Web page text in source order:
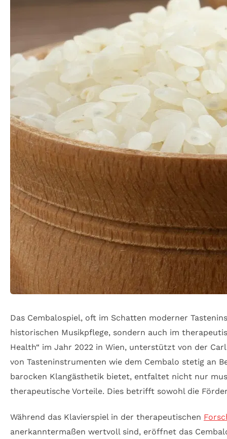
Das Cembalospiel, oft im Schatten moderner
historischen Musikpflege, sondern auch im
Health“ im Jahr 2022 in Wien, unterstützt von der
von Tasteninstrumenten wie dem Cembalo stetig an
barocken Klangästhetik bietet, entfaltet nicht nur
therapeutische Vorteile. Dies betrifft sowohl die
Während das Klavierspiel in der therapeutischen
anerkanntermaßen wertvoll sind, eröffnet das